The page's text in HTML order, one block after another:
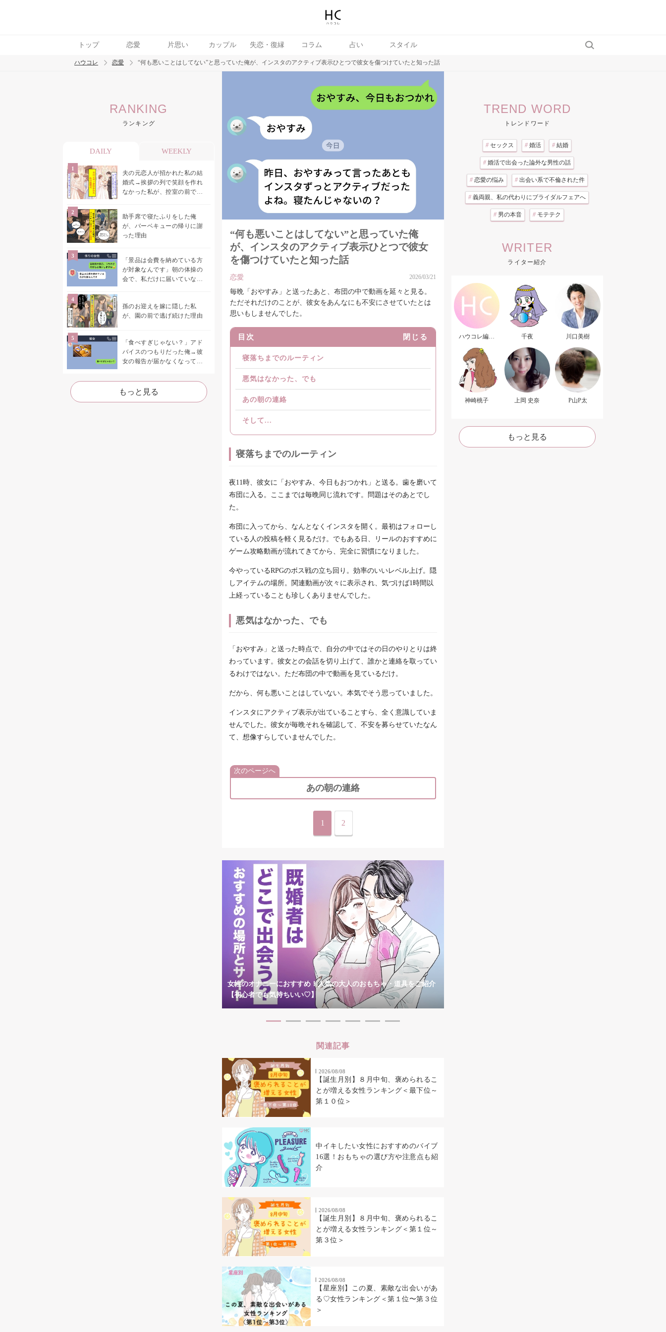
トップ 恋愛 片思い カップル 失恋・復縁 コラム 占い スタイル
トレンド ワード
ハウコレ 恋愛 “何も悪いことはしてない”と思っていた俺が、インスタのアクティブ表示ひとつで彼女を傷つけていたと知った話
RANKING
ランキング
DAILY WEEKLY
夫の元恋人が招かれた私の結
婚式→挨拶の列で笑顔を作れ
なかった私が、控室の前で彼
助手席で寝たふりをした俺
が、バーベキューの帰りに謝
った理由
「景品は会費を納めている方
が対象なんです」朝の体操の
会で、私だけに届いていなか
孫のお迎えを嫁に隠した私
が、園の前で逃げ続けた理由
「食べすぎじゃない？」アド
バイスのつもりだった俺→彼
女の報告が届かなくなって、
た
もっと見る
“何も悪いことはしてない”と思っていた俺
が、インスタのアクティブ表示ひとつで彼女
を傷つけていたと知った話
恋愛 2026/03/21
毎晩「おやすみ」と送ったあと、布団の中で動画を延々と見る。
ただそれだけのことが、彼女をあんなにも不安にさせていたとは
思いもしませんでした。
目次 閉じる
寝落ちまでのルーティン
悪気はなかった、でも
あの朝の連絡
そして...
寝落ちまでのルーティン
夜11時、彼女に「おやすみ、今日もおつかれ」と送る。歯を磨いて
布団に入る。ここまでは毎晩同じ流れです。問題はそのあとでし
た。
布団に入ってから、なんとなくインスタを開く。最初はフォローし
ている人の投稿を軽く見るだけ。でもある日、リールのおすすめに
ゲーム攻略動画が流れてきてから、完全に習慣になりました。
今やっているRPGのボス戦の立ち回り。効率のいいレベル上げ。隠
しアイテムの場所。関連動画が次々に表示され、気づけば1時間以
上経っていることも珍しくありませんでした。
悪気はなかった、でも
「おやすみ」と送った時点で、自分の中ではその日のやりとりは終
わっています。彼女との会話を切り上げて、誰かと連絡を取ってい
るわけではない。ただ布団の中で動画を見ているだけ。
だから、何も悪いことはしていない。本気でそう思っていました。
インスタにアクティブ表示が出ていることすら、全く意識していま
せんでした。彼女が毎晩それを確認して、不安を募らせていたなん
て、想像すらしていませんでした。
次のページへ
あの朝の連絡
1 2
女性のオナニーにおすすめ！人気の大人のおもちゃ・道具をご紹介
【初心者でも気持ちいい♡】
関連記事
2026/08/08
【誕生月別】８月中旬、褒められるこ
とが増える女性ランキング＜最下位～
第１０位＞
中イキしたい女性におすすめのバイブ
16選！おもちゃの選び方や注意点も紹
介
2026/08/08
【誕生月別】８月中旬、褒められるこ
とが増える女性ランキング＜第１位～
第３位＞
2026/08/08
【星座別】この夏、素敵な出会いがあ
る♡女性ランキング＜第１位〜第３位
＞
TREND WORD
トレンドワード
# セックス # 婚活 # 結婚
# 婚活で出会った論外な男性の話
# 恋愛の悩み # 出会い系で不倫された件
# 義両親、私の代わりにブライダルフェアへ
# 男の本音 # モテテク
WRITER
ライター紹介
ハウコレ編集
千夜 川口美樹
神崎桃子 上岡 史奈 P山P太
もっと見る